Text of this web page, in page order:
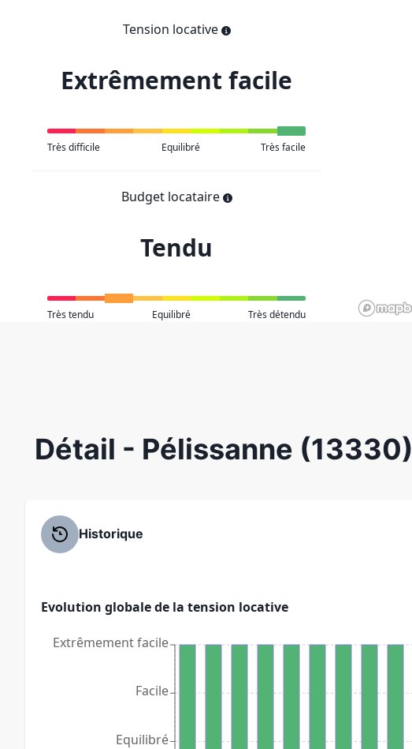
Tension locative
Extrêmement facile
Très difficile Equilibré Très facile
Budget locataire
Tendu
Très tendu Equilibré Très détendu
Détail - Pélissanne (13330)
Historique
Evolution globale de la tension locative
Equilibré
Facile
Extrêmement facile